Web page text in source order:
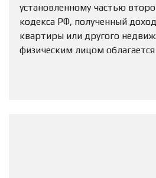
установленному частью
кодекса РФ, полученный
квартиры или другого
физическим лицом